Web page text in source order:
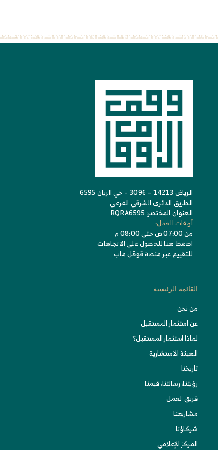
الرياض 14213 – 3096 – حي الريان 6595
الطريق الدائري الشرقي الفرعي
العنوان المختصر: RQRA6595
أوقات العمل:
من 07:00 ص حتى 08:00 م
اضغط هنا للحصول على الاتجاهات
للتقييم عبر منصة قوقل ماب
القائمة الرئيسية
من نحن
عن استثمار المستقبل
لماذا استثمار المستقبل؟
الهيئة الاستشارية
تاريخنا
رؤيتنا، رسالتنا، قيمنا
فريق العمل
مشاريعنا
شركاؤنا
المركز الإعلامي